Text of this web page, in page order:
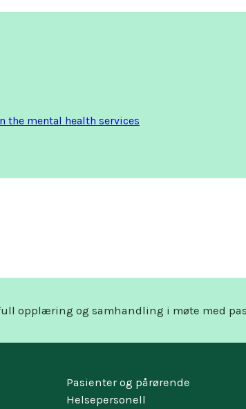
mental health services
opplæring og samhandling i møte med
Pasienter og pårørende
Helsepersonell